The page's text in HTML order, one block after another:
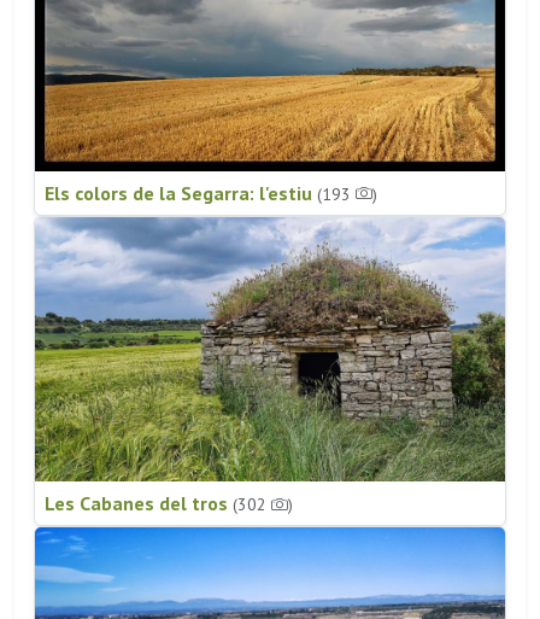
Els colors de la Segarra: l'estiu (193 )
Les Cabanes del tros (302 )